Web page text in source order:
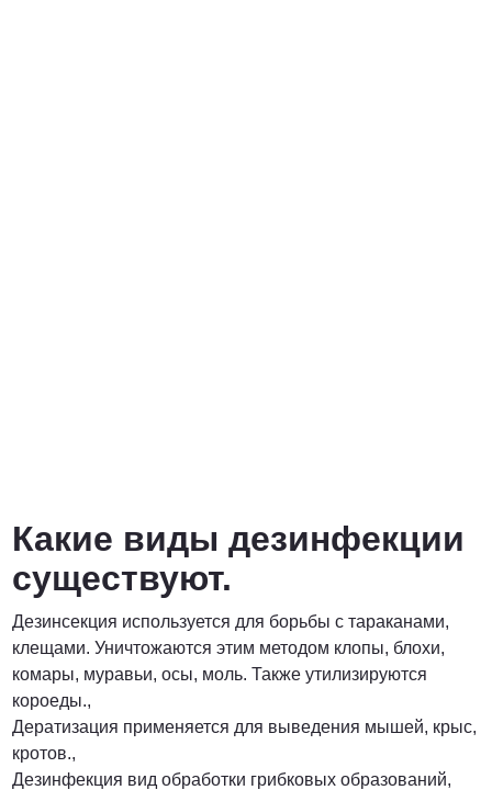
Какие виды дезинфекции
существуют.
Дезинсекция используется для борьбы с тараканами,
клещами. Уничтожаются этим методом клопы, блохи,
комары, муравьи, осы, моль. Также утилизируются
короеды.,
Дератизация применяется для выведения мышей, крыс,
кротов.,
Дезинфекция вид обработки грибковых образований,